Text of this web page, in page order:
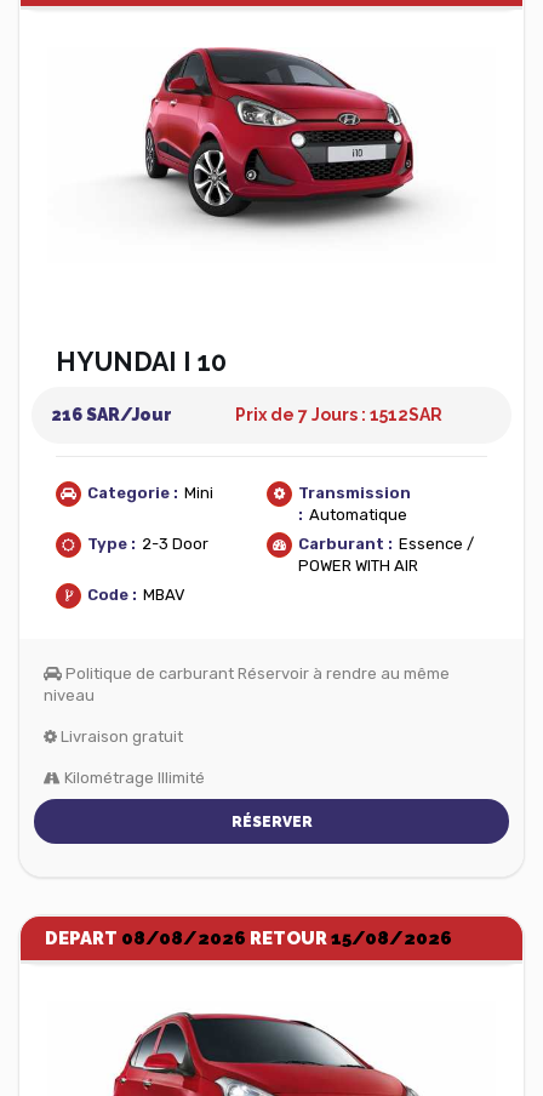
HYUNDAI I 10
216 SAR/Jour Prix de 7 Jours : 1512SAR
Categorie : Mini
Transmission
: Automatique
Type : 2-3 Door Carburant : Essence /
POWER WITH AIR
Code : MBAV
Politique de carburant Réservoir à rendre au même
niveau
Livraison gratuit
Kilométrage Illimité
RÉSERVER
DEPART 08/08/2026 RETOUR15/08/2026